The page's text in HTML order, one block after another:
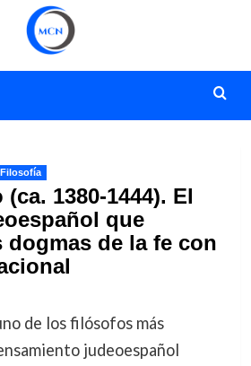
1380-1444). El
que
de la fe con
de los filósofos más
judeoespañol